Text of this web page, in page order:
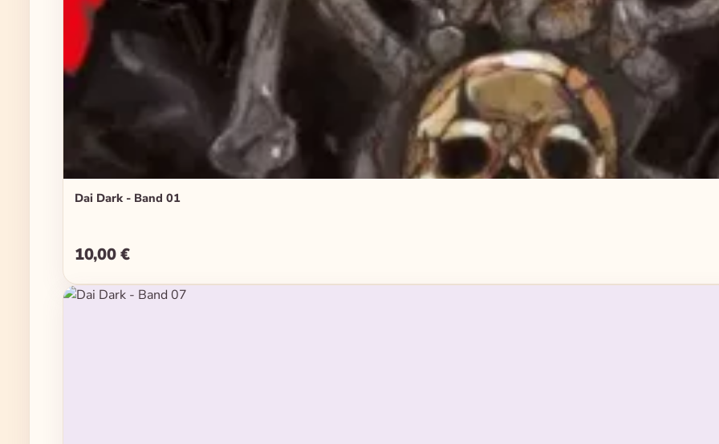
Dai Dark - Band 01
Regulärer Preis:
10,00 €